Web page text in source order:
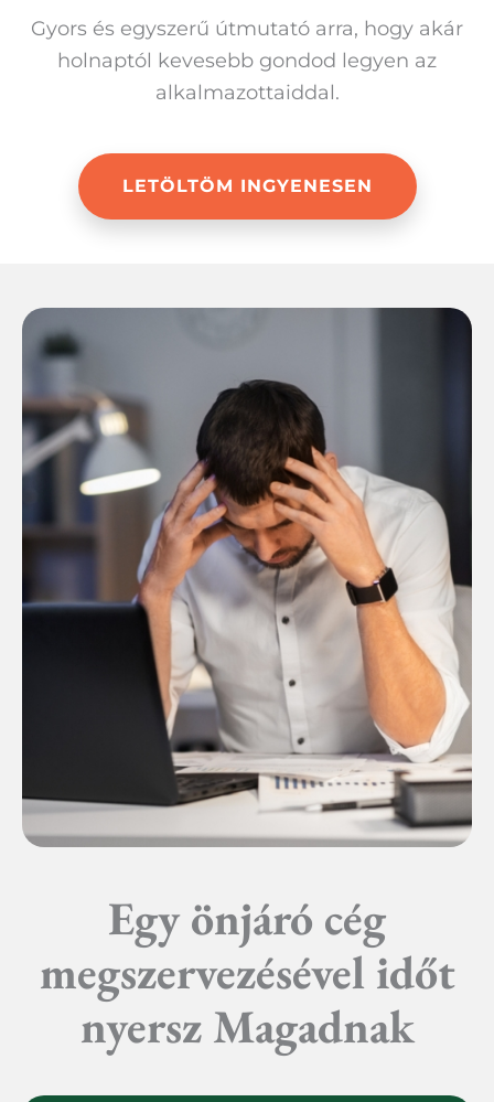
Gyors és egyszerű útmutató arra, hogy akár
holnaptól kevesebb gondod legyen az
alkalmazottaiddal.
LETÖLTÖM INGYENESEN
Egy önjáró cég
megszervezésével időt
nyersz Magadnak